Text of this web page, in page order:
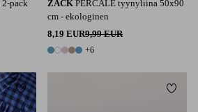
pack
ZACK PERCALE tyynyliina 50x90
cm - ekologinen
8,19 EUR9,99 EUR
11 värejä
+6
Lisää suosikkeihin Lisää